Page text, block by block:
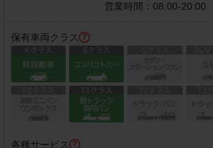
営業時間： 08:00-20:00
保有車両クラス
各種サービス